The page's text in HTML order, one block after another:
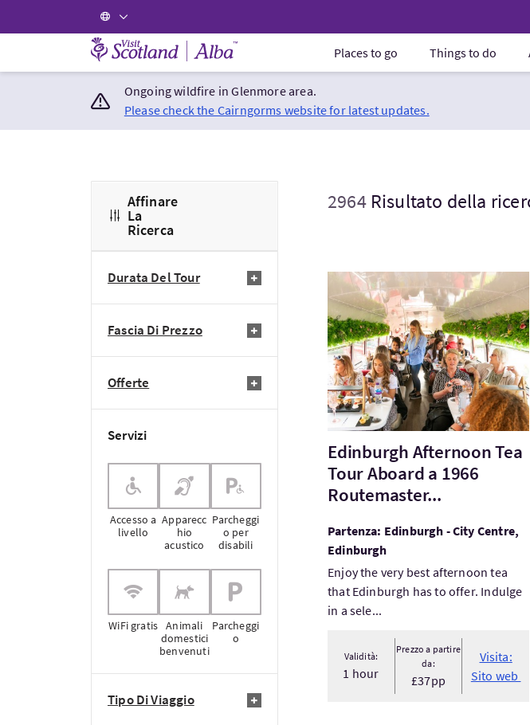
Visit Scotland Home Places to go Things to do
Ongoing wildfire in Glenmore area.
Please check the Cairngorms website for latest updates.
Affinare
La
Ricerca
Durata Del Tour
Fascia Di Prezzo
Offerte
Servizi
Accesso a
livello
Apparecc
hio
acustico
Parcheggi
o per
disabili
WiFi gratis Animali
domestici
benvenuti
Parcheggi
o
Tipo Di Viaggio
2964Risultato della
Visita:Edinburgh Afternoon Tea
Edinburgh Afternoon Tea
Tour Aboard a 1966
Routemaster...
Partenza: Edinburgh - City Centre,
Edinburgh
Enjoy the very best afternoon tea
that Edinburgh has to offer. Indulge
in a sele...
Validità:
1 hour
Prezzo a partire
da:
£37pp
Visita:
Sito web